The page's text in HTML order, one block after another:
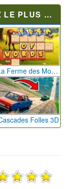
JOUÉ
Folles 3D